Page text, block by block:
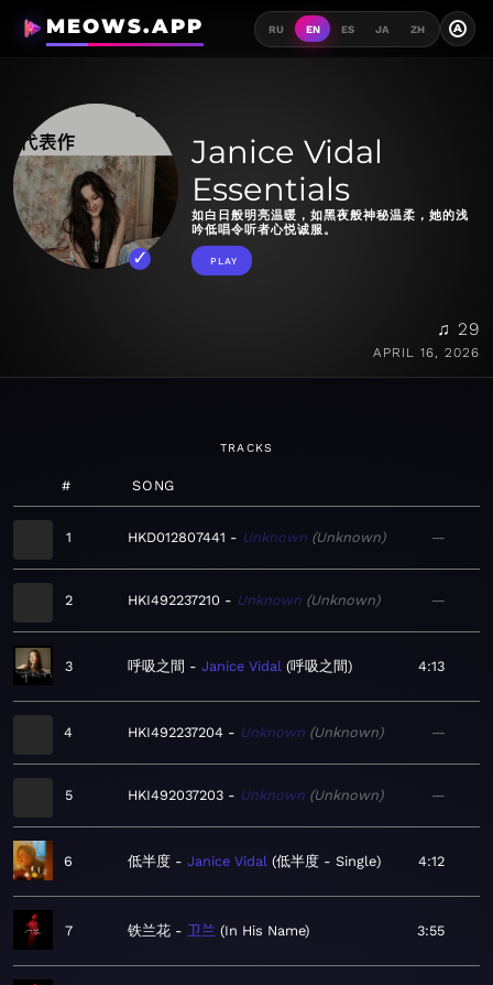
MEOWS.APP RU EN ES JA ZH A
Janice Vidal
Essentials
如白日般明亮温暖，如黑夜般神秘温柔，她的浅
吟低唱令听者心悦诚服。
PLAY
♫ 29
APRIL 16, 2026
TRACKS
# SONG
1 HKD012807441 Unknown Unknown —
2 HKI492237210 Unknown Unknown —
3 呼吸之間 Janice Vidal 呼吸之間 4:13
4 HKI492237204 Unknown Unknown —
5 HKI492037203 Unknown Unknown —
6 低半度 Janice Vidal 低半度 - Single 4:12
7 铁兰花 卫兰 In His Name 3:55